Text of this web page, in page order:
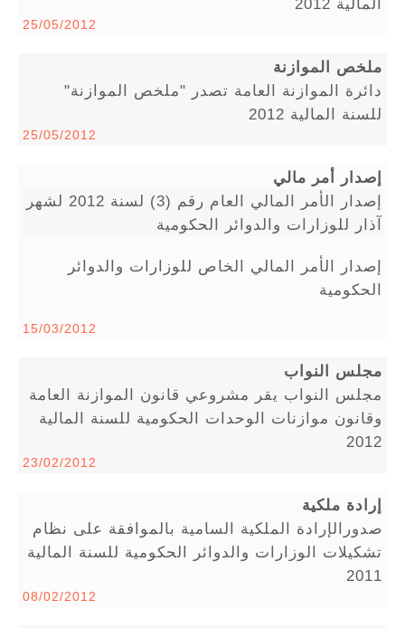
25/05/2012
ملخص الموازنة
دائرة الموازنة العامة تصدر "ملخص الموازنة"
للسنة المالية 2012
25/05/2012
إصدار أمر مالي
إصدار الأمر المالي العام رقم (3) لسنة 2012 لشهر
آذار للوزارات والدوائر الحكومية
إصدار الأمر المالي الخاص للوزارات والدوائر
الحكومية
15/03/2012
مجلس النواب
مجلس النواب يقر مشروعي قانون الموازنة العامة
وقانون موازنات الوحدات الحكومية للسنة المالية
2012
23/02/2012
إرادة ملكية
صدورالإرادة الملكية السامية بالموافقة على نظام
تشكيلات الوزارات والدوائر الحكومية للسنة المالية
2011
08/02/2012